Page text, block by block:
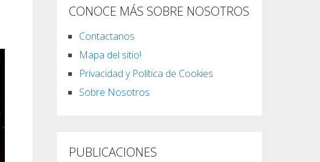
CONOCE MÁS SOBRE NOSOTROS
Contactanos
Mapa del sitio!
Privacidad y Política de Cookies
Sobre Nosotros
PUBLICACIONES